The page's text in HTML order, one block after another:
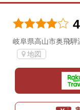
岐阜県高山市奥飛
地図